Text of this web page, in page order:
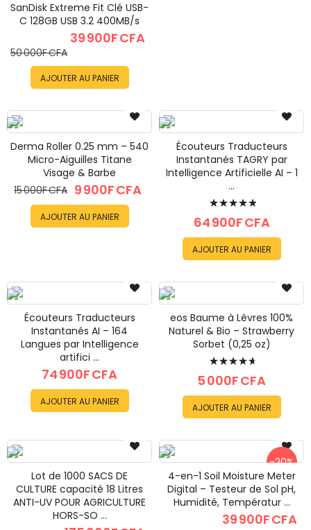
SanDisk Extreme Fit Clé USB-
C 128GB USB 3.2 400MB/s
39 900F CFA
50 000F CFA
AJOUTER AU PANIER
Derma Roller 0.25 mm – 540
Micro-Aiguilles Titane
Visage & Barbe
9 900F CFA
15 000F CFA
AJOUTER AU PANIER
Écouteurs Traducteurs
Instantanés TAGRY par
Intelligence Artificielle AI – 1
...
Évaluation:
100%
64 900F CFA
AJOUTER AU PANIER
Écouteurs Traducteurs
Instantanés AI – 164
Langues par Intelligence
artifici ...
74 900F CFA
AJOUTER AU PANIER
eos Baume à Lèvres 100%
Naturel & Bio – Strawberry
Sorbet (0,25 oz)
Évaluation:
96%
5 000F CFA
AJOUTER AU PANIER
Lot de 1000 SACS DE
CULTURE capacité 18 Litres
ANTI-UV POUR AGRICULTURE
HORS-SO ...
-20%
4-en-1 Soil Moisture Meter
Digital – Testeur de Sol pH,
Humidité, Températur ...
39 900F CFA